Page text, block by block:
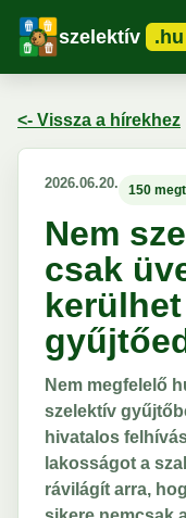
szelektív .hu
<- Vissza a hírekhez
2026.06.20. 150
Nem
csak
Nem megfelelő
szelektív
hivatalos
lakosságot a
rávilágít arra,